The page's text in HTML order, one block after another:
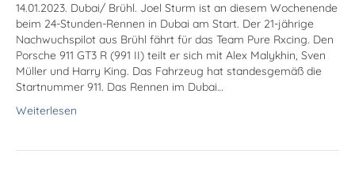
14.01.2023. Dubai/ Brühl. Joel Sturm ist an diesem Wochenende
beim 24-Stunden-Rennen in Dubai am Start. Der 21-jährige
Nachwuchspilot aus Brühl fährt für das Team Pure Rxcing. Den
Porsche 911 GT3 R (991 II) teilt er sich mit Alex Malykhin, Sven
Müller und Harry King. Das Fahrzeug hat standesgemäß die
Startnummer 911. Das Rennen im Dubai…
Weiterlesen